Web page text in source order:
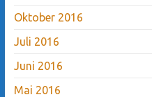
Oktober 2016
Juli 2016
Juni 2016
Mai 2016